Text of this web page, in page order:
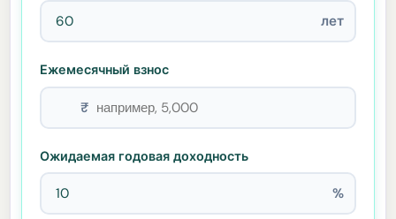
лет
Ежемесячный взнос
₹
Ожидаемая годовая доходность
%